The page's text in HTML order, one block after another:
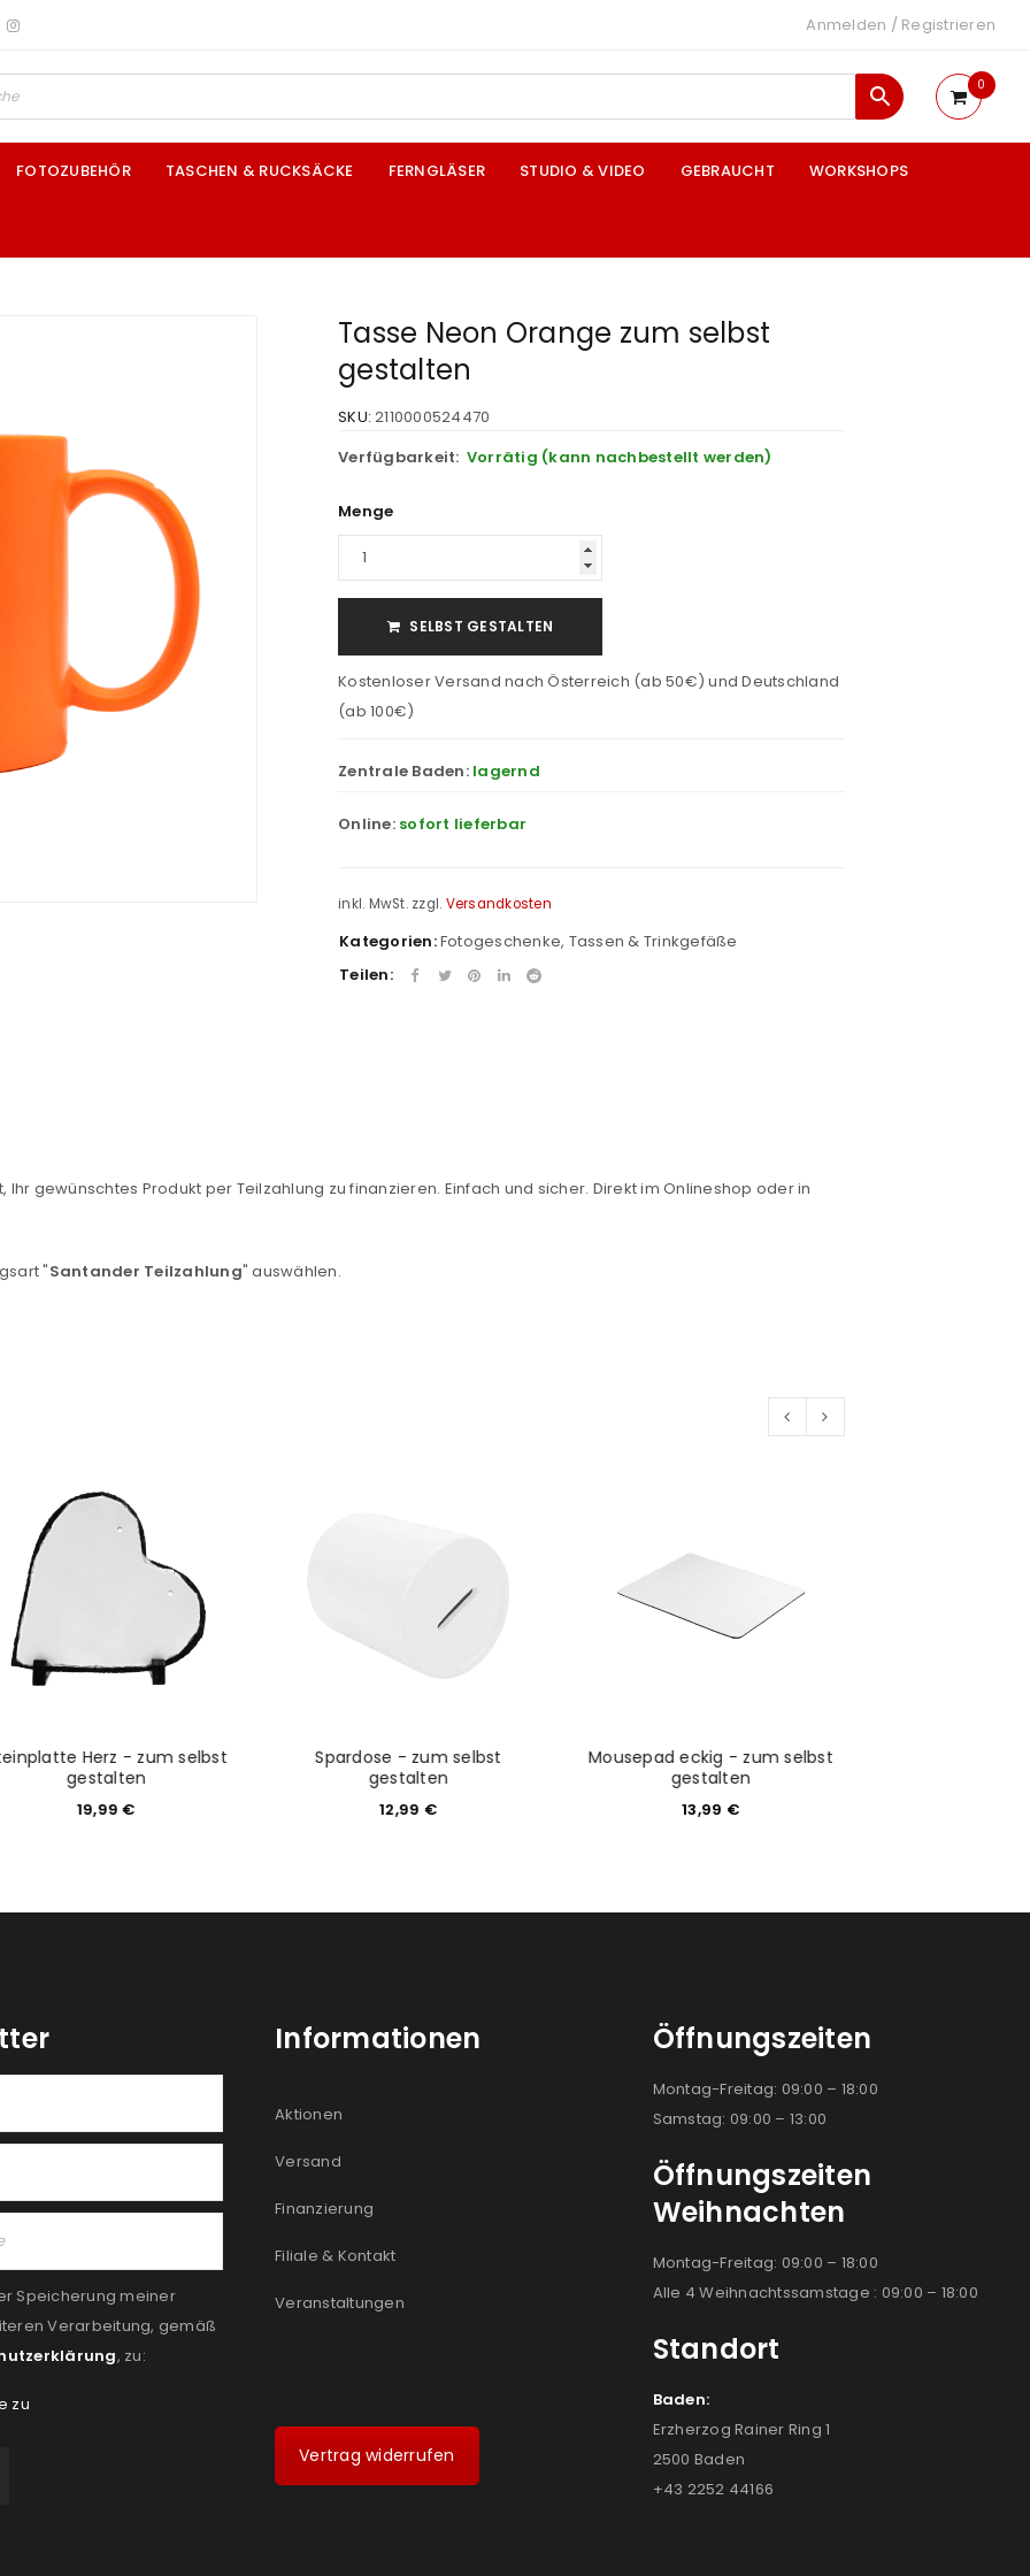
durch
WP Captcha
Angemeldet bleiben
Please select all the ways you would like to hear from us
Ja, ich möchte ein Kundenkonto eröffnen und akzeptiere die
Datenschutzerklärung.
REGISTRIEREN
Anmelden / Registrieren
0
FOTOZUBEHÖR TASCHEN & RUCKSÄCKE FERNGLÄSER STUDIO & VIDEO GEBRAUCHT WORKSHOPS
Tasse Neon Orange zum selbst
gestalten
SKU: 2110000524470
Verfügbarkeit: Vorrätig (kann nachbestellt werden)
Menge
SELBST GESTALTEN
Kostenloser Versand nach Österreich (ab 50€) und Deutschland
(ab 100€)
Zentrale Baden: lagernd
Online: sofort lieferbar
inkl. MwSt. zzgl. Versandkosten
Kategorien:Fotogeschenke, Tassen & Trinkgefäße
Teilen:
gewünschtes Produkt per Teilzahlung zu finanzieren. Einfach und sicher. Direkt im Onlineshop oder in
"Santander Teilzahlung" auswählen.
Herz - zum selbst
gestalten
19,99€
Spardose - zum selbst
gestalten
12,99 €
Mousepad eckig - zum selbst
gestalten
13,99 €
Speicherung meiner
Verarbeitung, gemäß
, zu:
zu
Informationen
Aktionen
Versand
Finanzierung
Filiale & Kontakt
Veranstaltungen
Vertrag widerrufen
Öffnungszeiten
Montag-Freitag: 09:00 – 18:00
Samstag: 09:00 – 13:00
Öffnungszeiten
Weihnachten
Montag-Freitag: 09:00 – 18:00
Alle 4 Weihnachtssamstage : 09:00 – 18:00
Standort
Baden:
Erzherzog Rainer Ring 1
2500 Baden
+43 2252 44166